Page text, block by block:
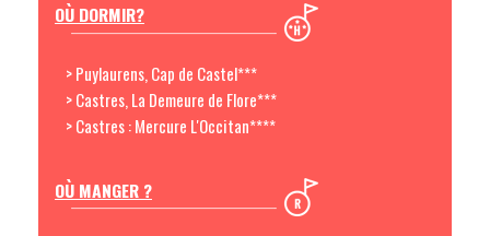
OÙ DORMIR?
> Puylaurens, Cap de Castel***
> Castres, La Demeure de Flore***
> Castres : Mercure L'Occitan****
OÙ MANGER ?